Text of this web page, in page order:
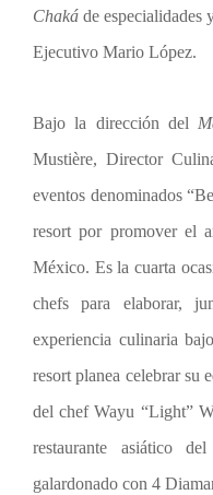
Chaká de especialidades
Ejecutivo Mario López.
Bajo la dirección del
Mustière, Director
eventos denominados
resort por promover el
México. Es la cuarta
chefs para elaborar,
experiencia culinaria
resort planea celebrar su
del chef Wayu “Light”
restaurante asiático
galardonado con 4